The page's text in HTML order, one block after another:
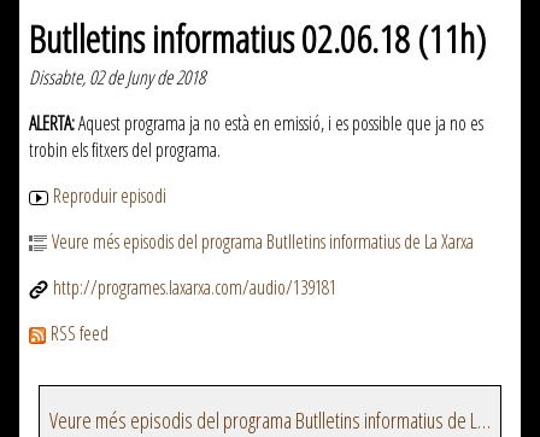
Butlletins informatius 02.06.18 (11h)
Dissabte, 02 de Juny de 2018
ALERTA:Aquest programa ja no està en emissió, i es possible que ja no es
trobin els fitxers del programa.
Reproduir episodi
Veure més episodis del programa Butlletins informatius de La Xarxa
http://programes.laxarxa.com/audio/139181
RSS feed
Veure més episodis del programa Butlletins informatius de La Xarxa